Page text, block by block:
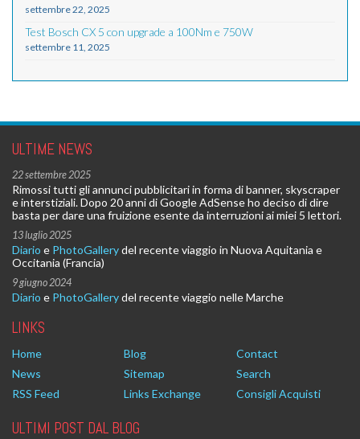
settembre 22, 2025
Test Bosch CX 5 con upgrade a 100Nm e 750W
settembre 11, 2025
ULTIME NEWS
22 settembre 2025
Rimossi tutti gli annunci pubblicitari in forma di banner, skyscraper
e interstiziali. Dopo 20 anni di Google AdSense ho deciso di dire
basta per dare una fruizione esente da interruzioni ai miei 5 lettori.
13 luglio 2025
Diario e PhotoGallerydel recente viaggio in Nuova Aquitania e
Occitania (Francia)
9 giugno 2024
Diario e PhotoGallerydel recente viaggio nelle Marche
LINKS
Home Blog
Contact
News
Sitemap
Search
RSS Feed
Links Exchange Consigli Acquisti
ULTIMI POST DAL BLOG